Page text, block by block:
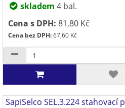
skladem 4 bal.
Cena s DPH: 81,80 Kč
Cena bez DPH:67,60 Kč
SapiSelco SEL.3.224 stahovací